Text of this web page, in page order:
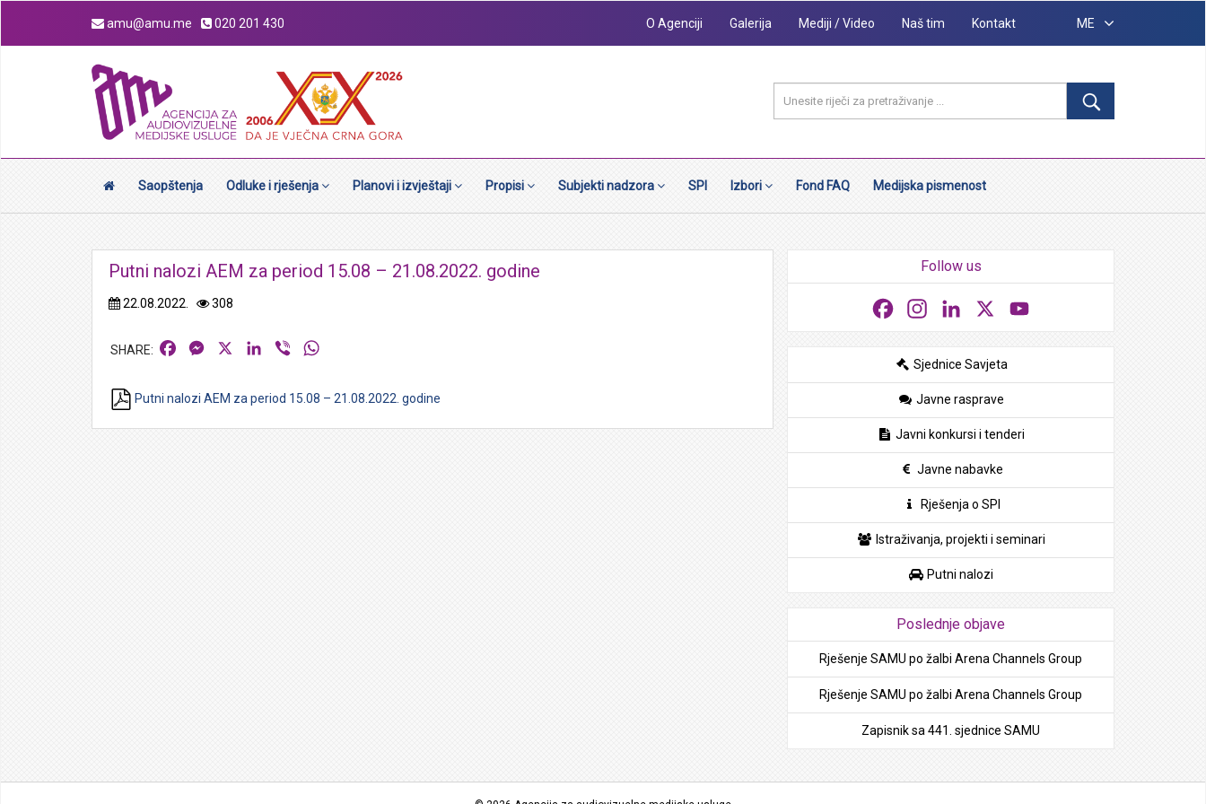
amu@amu.me 020 201 430 O Agenciji Galerija Mediji / Video Naš tim Kontakt ME
Saopštenja Odluke i rješenja Planovi i izvještaji Propisi Subjekti nadzora SPI Izbori Fond FAQ Medijska pismenost
Putni nalozi AEM za period 15.08 – 21.08.2022. godine
22.08.2022. 308
FacebookMessengerLinkedIn
Viber
Putni nalozi AEM za period 15.08 – 21.08.2022. godine
Follow us
FacebookInstagramLinkedIn
Sjednice Savjeta
Javne rasprave
Javni konkursi i tenderi
Javne nabavke
Rješenja o SPI
Istraživanja, projekti i seminari
Putni nalozi
Poslednje objave
Rješenje SAMU po žalbi Arena Channels Group
Rješenje SAMU po žalbi Arena Channels Group
Zapisnik sa 441. sjednice SAMU